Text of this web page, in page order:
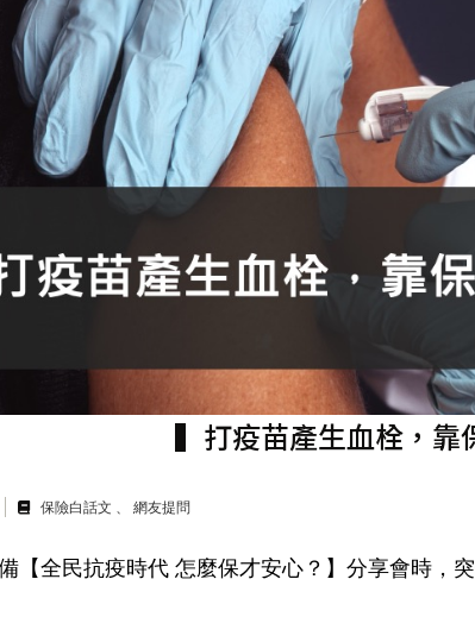
▍打疫苗產生血栓，靠
保險白話文 網友提問
【全民抗疫時代 怎麼保才安心？】分享會時，